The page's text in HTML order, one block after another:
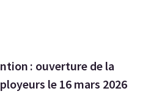
: ouverture de la
le 16 mars 2026